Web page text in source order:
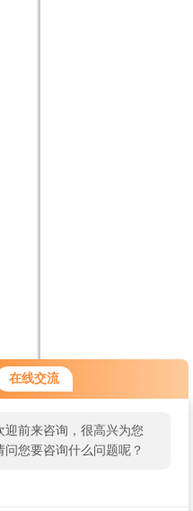
在线交流
迎前来咨询，很高兴为您
问您要咨询什么问题呢？